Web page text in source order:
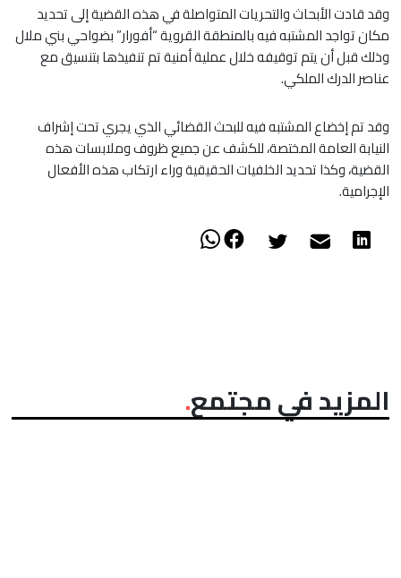
وقد قادت الأبحاث والتحريات المتواصلة في هذه القضية إلى تحديد
مكان تواجد المشتبه فيه بالمنطقة القروية “أفورار” بضواحي بني ملال
وذلك قبل أن يتم توقيفه خلال عملية أمنية تم تنفيذها بتنسيق مع
عناصر الدرك الملكي.
وقد تم إخضاع المشتبه فيه للبحث القضائي الذي يجري تحت إشراف
النيابة العامة المختصة، للكشف عن جميع ظروف وملابسات هذه
القضية، وكذا تحديد الخلفيات الحقيقية وراء ارتكاب هذه الأفعال
الإجرامية.
المزيد في مجتمع